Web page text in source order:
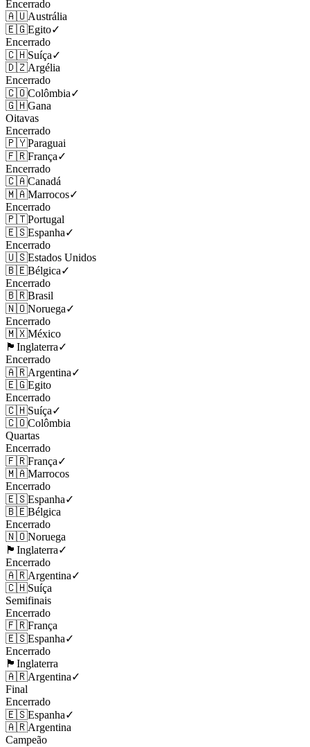
Encerrado
🇦🇺Austrália
🇪🇬Egito✓
Encerrado
🇨🇭Suíça✓
🇩🇿Argélia
Encerrado
🇨🇴Colômbia✓
🇬🇭Gana
Oitavas
Encerrado
🇵🇾Paraguai
🇫🇷França✓
Encerrado
🇨🇦Canadá
🇲🇦Marrocos✓
Encerrado
🇵🇹Portugal
🇪🇸Espanha✓
Encerrado
🇺🇸Estados Unidos
🇧🇪Bélgica✓
Encerrado
🇧🇷Brasil
🇳🇴Noruega✓
Encerrado
🇲🇽México
🏴󠁧󠁢󠁥󠁮󠁧󠁿 Inglaterra✓
Encerrado
🇦🇷Argentina✓
🇪🇬Egito
Encerrado
🇨🇭Suíça✓
🇨🇴Colômbia
Quartas
Encerrado
🇫🇷França✓
🇲🇦Marrocos
Encerrado
🇪🇸Espanha✓
🇧🇪Bélgica
Encerrado
🇳🇴Noruega
🏴󠁧󠁢󠁥󠁮󠁧󠁿 Inglaterra✓
Encerrado
🇦🇷Argentina✓
🇨🇭Suíça
Semifinais
Encerrado
🇫🇷França
🇪🇸Espanha✓
Encerrado
🏴󠁧󠁢󠁥󠁮󠁧󠁿 Inglaterra
🇦🇷Argentina✓
Final
Encerrado
🇪🇸Espanha✓
🇦🇷Argentina
Campeão